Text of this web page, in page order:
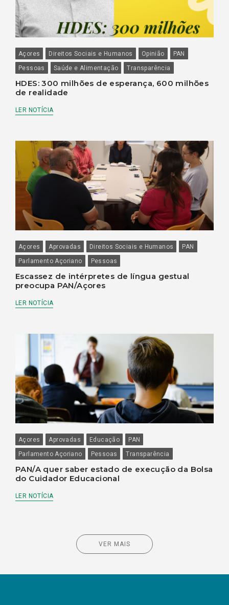
Açores Direitos Sociais e Humanos Opinião
PAN
Pessoas
Saúde e Alimentação Transparência
HDES: 300 milhões de esperança, 600 milhões
de realidade
LER NOTÍCIA
Açores Aprovadas Direitos Sociais e Humanos
PAN
Parlamento Açoriano
Pessoas
Escassez de intérpretes de língua gestual
preocupa PAN/Açores
LER NOTÍCIA
Açores Aprovadas Educação
PAN
Parlamento Açoriano
Pessoas Transparência
PAN/A quer saber estado de execução da Bolsa
do Cuidador Educacional
LER NOTÍCIA
VER MAIS